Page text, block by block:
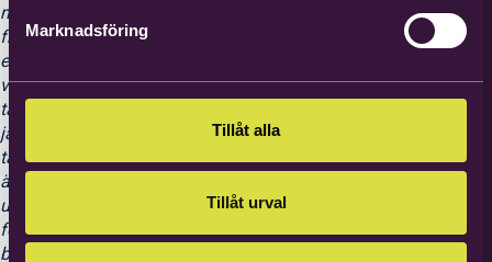
Marknadsföring
Tillåt alla
Tillåt urval
människor att gå
från en värld till
en annan. De är
väldigt
tacksamma men
jag är mer
tacksam. Det här
är en stor
upplevelse även
för mig. När jag
började med den